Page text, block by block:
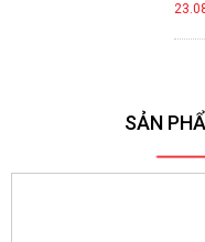
SẢN